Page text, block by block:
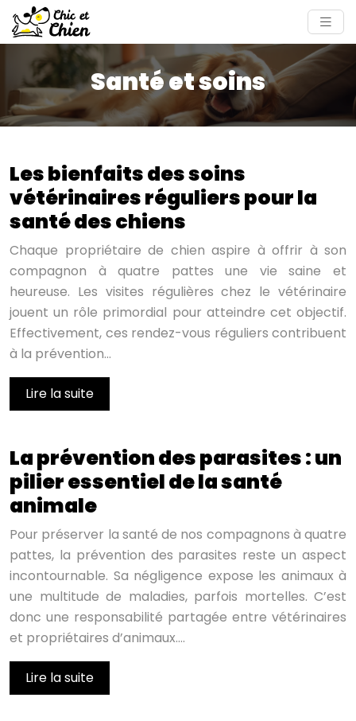
Santé et soins
Les bienfaits des soins
vétérinaires réguliers pour la
santé des chiens
Chaque propriétaire de chien aspire à offrir à son
compagnon à quatre pattes une vie saine et
heureuse. Les visites régulières chez le vétérinaire
jouent un rôle primordial pour atteindre cet objectif.
Effectivement, ces rendez-vous réguliers contribuent
à la prévention…
Lire la suite
La prévention des parasites : un
pilier essentiel de la santé
animale
Pour préserver la santé de nos compagnons à quatre
pattes, la prévention des parasites reste un aspect
incontournable. Sa négligence expose les animaux à
une multitude de maladies, parfois mortelles. C’est
donc une responsabilité partagée entre vétérinaires
et propriétaires d’animaux….
Lire la suite